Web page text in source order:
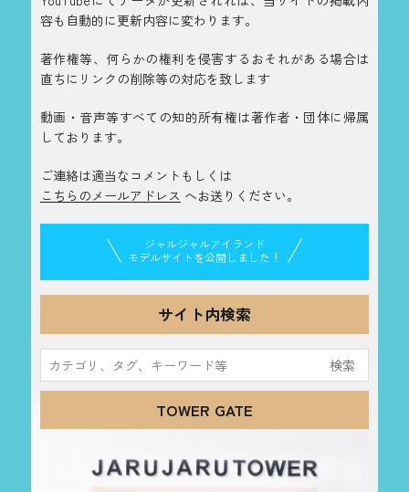
容も自動的に更新内容に変わります。
著作権等、何らかの権利を侵害するおそれがある場合は
直ちにリンクの削除等の対応を致します
動画・音声等すべての知的所有権は著作者・団体に帰属
しております。
ご連絡は適当なコメントもしくは
こちらのメールアドレス へお送りください。
ジャルジャルアイランド
モデルサイトを公開しました！
サイト内検索
索:
TOWER GATE